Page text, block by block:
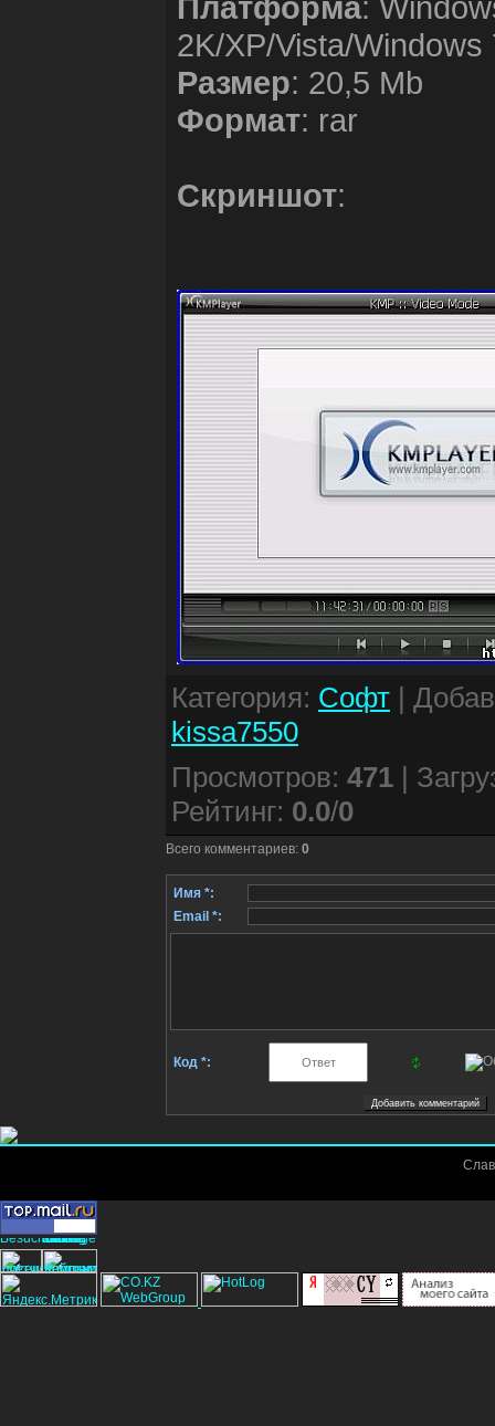
2K/XP/Vista/Windows
Размер: 20,5 Мb
Формат: rar
Скриншот:
Категория: Софт |
kissa7550
Просмотров: 471 |
Рейтинг: 0.0/0
Всего комментариев: 0
Имя *:
Email *:
Код *: